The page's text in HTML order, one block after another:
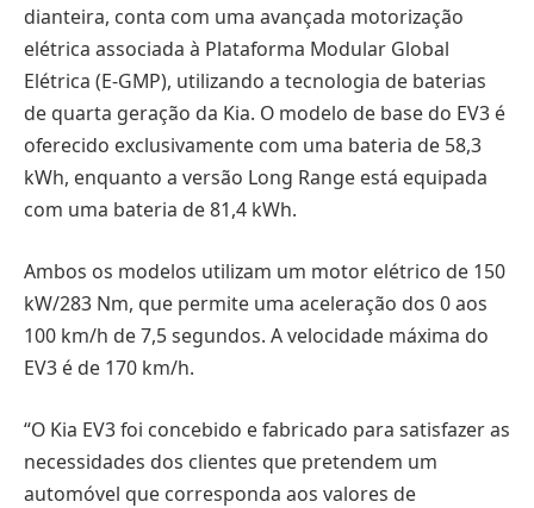
dianteira, conta com uma avançada motorização
elétrica associada à Plataforma Modular Global
Elétrica (E-GMP), utilizando a tecnologia de baterias
de quarta geração da Kia. O modelo de base do EV3 é
oferecido exclusivamente com uma bateria de 58,3
kWh, enquanto a versão Long Range está equipada
com uma bateria de 81,4 kWh.
Ambos os modelos utilizam um motor elétrico de 150
kW/283 Nm, que permite uma aceleração dos 0 aos
100 km/h de 7,5 segundos. A velocidade máxima do
EV3 é de 170 km/h.
“O Kia EV3 foi concebido e fabricado para satisfazer as
necessidades dos clientes que pretendem um
automóvel que corresponda aos valores de